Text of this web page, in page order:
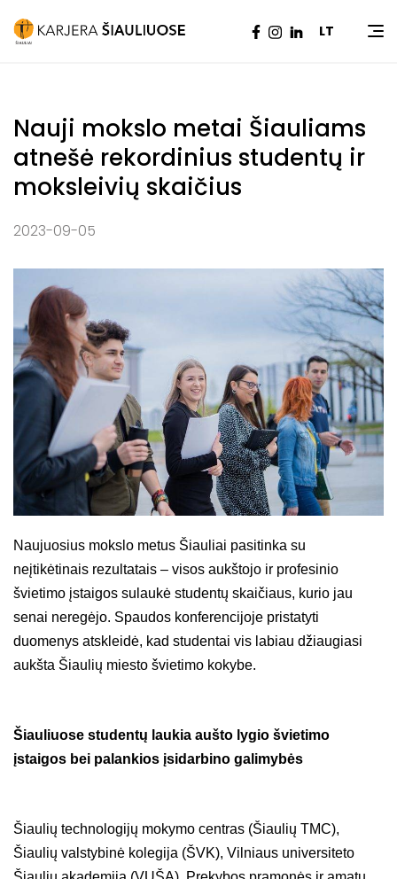
LT
Pradžia |Naujienos |Nauji mokslo metai Šiauliams
atnešė rekordinius studentų ir moksleivių skaičius
Nauji mokslo metai Šiauliams
atnešė rekordinius studentų ir
moksleivių skaičius
2023-09-05
Naujuosius mokslo metus Šiauliai pasitinka su
neįtikėtinais rezultatais – visos aukštojo ir profesinio
švietimo įstaigos sulaukė studentų skaičiaus, kurio jau
senai neregėjo. Spaudos konferencijoje pristatyti
duomenys atskleidė, kad studentai vis labiau džiaugiasi
aukšta Šiaulių miesto švietimo kokybe.
Šiauliuose studentų laukia aušto lygio švietimo
įstaigos bei palankios įsidarbino galimybės
Šiaulių technologijų mokymo centras (Šiaulių TMC),
Šiaulių valstybinė kolegija (ŠVK), Vilniaus universiteto